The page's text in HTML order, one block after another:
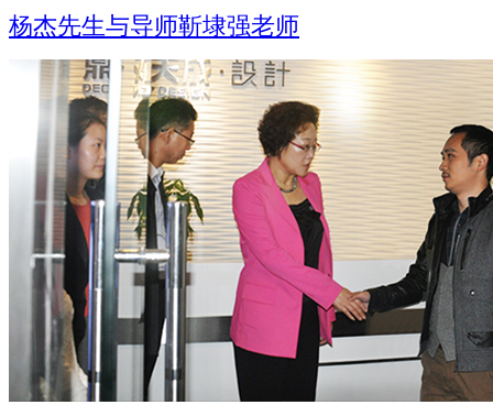
杨杰先生与导师靳埭强老师